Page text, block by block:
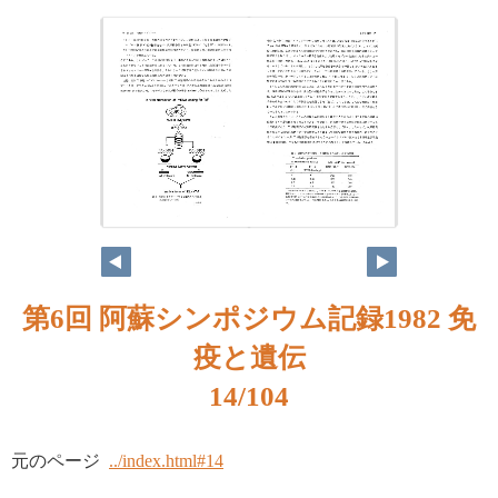
第6回 阿蘇シンポジウム記録1982 免
疫と遺伝
14/104
元のページ ../index.html#14